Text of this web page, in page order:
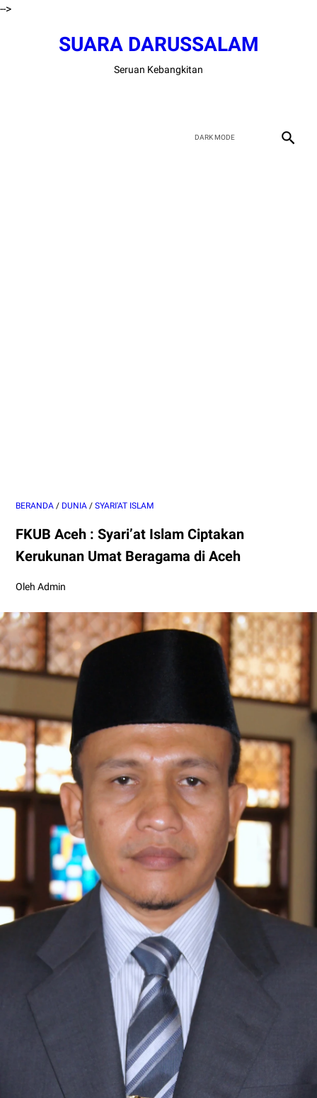
-->
SUARA DARUSSALAM
Seruan Kebangkitan
BERANDA / DUNIA / SYARI'AT ISLAM
FKUB Aceh : Syari’at Islam Ciptakan
Kerukunan Umat Beragama di Aceh
Oleh Admin